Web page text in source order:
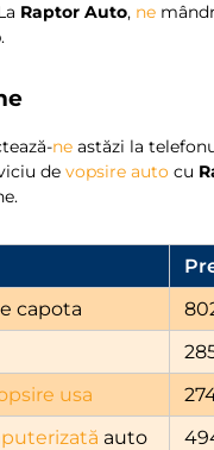
Raptor Auto, ne
ne astăzi la
devopsire auto cu
capota
usa
auto